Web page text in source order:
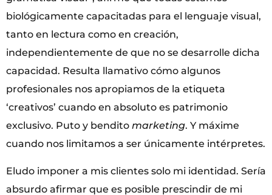
biológicamente capacitadas para el lenguaje visual,
tanto en lectura como en creación,
independientemente de que no se desarrolle dicha
capacidad. Resulta llamativo cómo algunos
profesionales nos apropiamos de la etiqueta
‘creativos’ cuando en absoluto es patrimonio
exclusivo. Puto y bendito marketing. Y máxime
cuando nos limitamos a ser únicamente intérpretes.
Eludo imponer a mis clientes solo mi identidad. Sería
absurdo afirmar que es posible prescindir de mi